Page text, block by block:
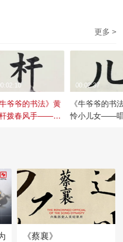
更多 >
牛爷爷的书法》黄
拨春风手——唱
《牛爷爷的书
怜小儿女——
00:02:37
《蔡襄》